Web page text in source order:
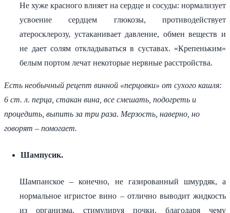
Не хуже красного влияет на сердце и сосуды: нормализует
усвоение сердцем глюкозы, противодействует
атеросклерозу, устаканивает давление, обмен веществ и
не дает солям откладываться в суставах. «Крепеньким»
белым портом лечат некоторые нервные расстройства.
Есть необычный рецепт винной «перцовки» от сухого кашля:
6 ст. л. перца, стакан вина, все смешать, подогреть и
процедить, выпить за три раза. Мерзость, наверно, но
говорят – помогает.
Шампусик.
Шампанское – конечно, не газированный шмурдяк, а
нормальное игристое вино – отлично выводит жидкость
из организма, стимулируя почки, благодаря чему